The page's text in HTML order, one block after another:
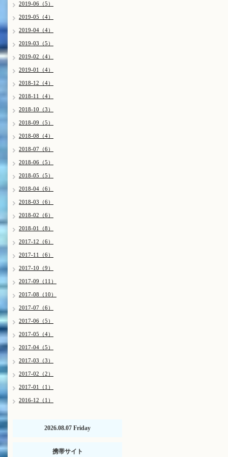
2019-06（5）
2019-05（4）
2019-04（4）
2019-03（5）
2019-02（4）
2019-01（4）
2018-12（4）
2018-11（4）
2018-10（3）
2018-09（5）
2018-08（4）
2018-07（6）
2018-06（5）
2018-05（5）
2018-04（6）
2018-03（6）
2018-02（6）
2018-01（8）
2017-12（6）
2017-11（6）
2017-10（9）
2017-09（11）
2017-08（10）
2017-07（6）
2017-06（5）
2017-05（4）
2017-04（5）
2017-03（3）
2017-02（2）
2017-01（1）
2016-12（1）
2026.08.07 Friday
携帯サイト